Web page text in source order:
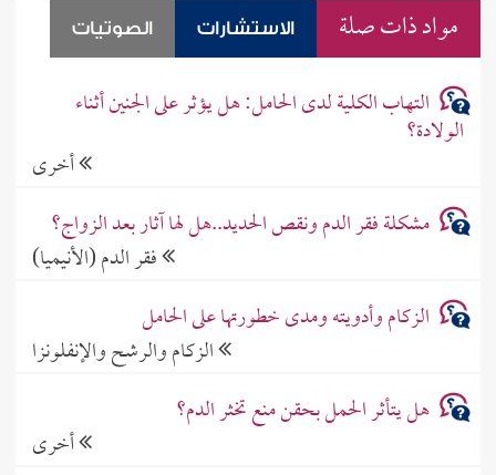
مواد ذات صلة الاستشارات الصوتيات
التهاب الكلية لدى الحامل: هل يؤثر على الجنين أثناء
الولادة؟
أخرى
مشكلة فقر الدم ونقص الحديد..هل لها آثار بعد الزواج؟
فقر الدم (الأنيميا)
الزكام وأدويته ومدى خطورتها على الحامل
الزكام والرشح والإنفلونزا
هل يتأثر الحمل بحقن منع تخثر الدم؟
أخرى